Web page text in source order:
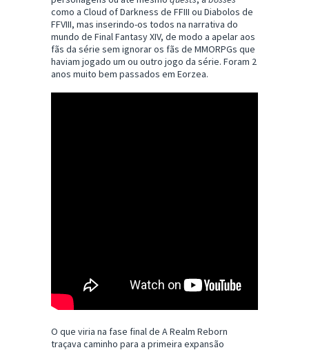
como a Cloud of Darkness de FFIII ou Diabolos de
FFVIII, mas inserindo-os todos na narrativa do
mundo de Final Fantasy XIV, de modo a apelar aos
fãs da série sem ignorar os fãs de MMORPGs que
haviam jogado um ou outro jogo da série. Foram 2
anos muito bem passados em Eorzea.
O que viria na fase final de A Realm Reborn
traçava caminho para a primeira expansão